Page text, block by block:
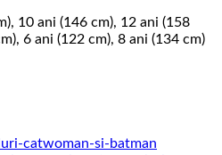
10 ani (146 cm), 12 ani (158
6 ani (122 cm), 8 ani (134 cm)